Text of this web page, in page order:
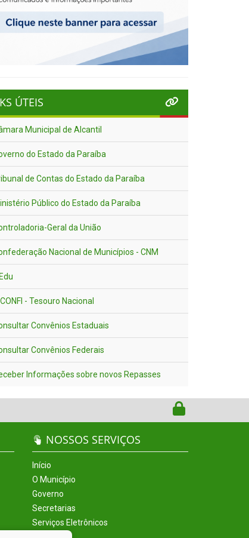
ÚTEIS
Municipal de Alcantil
do Estado da Paraíba
de Contas do Estado da Paraíba
Público do Estado da Paraíba
Geral da União
Nacional de Municípios - CNM
- Tesouro Nacional
Convênios Estaduais
Convênios Federais
Informações sobre novos Repasses
NOSSOS SERVIÇOS
Início
O Município
Governo
Secretarias
Serviços Eletrônicos